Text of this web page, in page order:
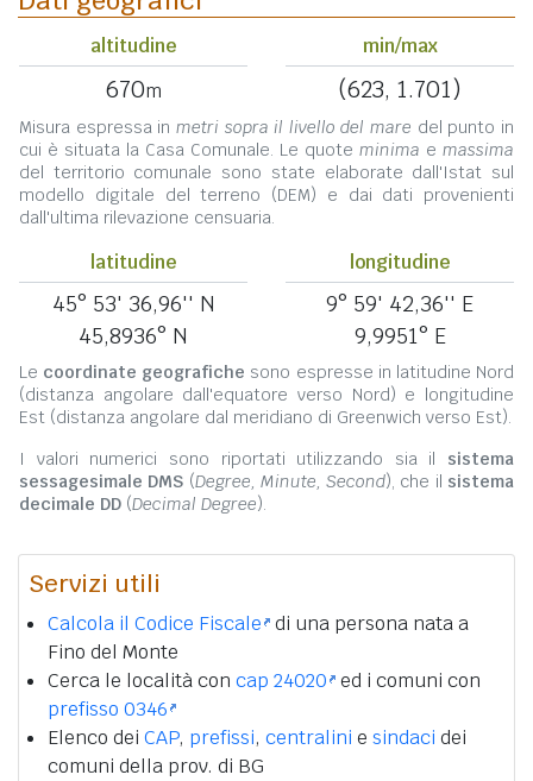
altitudine
670m
min/max
(623, 1.701)
Misura espressa in metri sopra il livello del mare del punto in
cui è situata la Casa Comunale. Le quote minima e massima
del territorio comunale sono state elaborate dall'Istat sul
modello digitale del terreno (DEM) e dai dati provenienti
dall'ultima rilevazione censuaria.
latitudine
45° 53' 36,96'' N
45,8936° N
longitudine
9° 59' 42,36'' E
9,9951° E
Le coordinate geografiche sono espresse in latitudine Nord
(distanza angolare dall'equatore verso Nord) e longitudine
Est (distanza angolare dal meridiano di Greenwich verso Est).
I valori numerici sono riportati utilizzando sia il sistema
sessagesimale DMS (Degree, Minute, Second), che il sistema
decimale DD (Decimal Degree).
Servizi utili
Calcola il Codice Fiscale di una persona nata a
Fino del Monte
Cerca le località con cap 24020 ed i comuni con
prefisso 0346
Elenco dei CAP, prefissi, centralini e sindaci dei
comuni della prov. di BG